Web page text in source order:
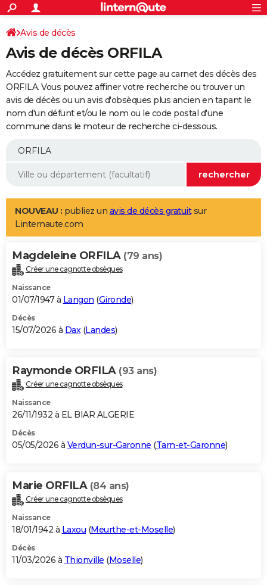
ACTUALITÉS
Politique
Société
Faits Divers
Education
Monde
Villes
+
SPORT
Coupe du monde 2026
Football
Tennis
Cyclisme
Rugby
Forum
Programme TV
TNT
Streaming
Cinéma
Sorties cinéma
Musique
+
FINANCE
Retraite
Epargne
Immobilier
Risques naturels par ville
Banque
Assurance
AUTO
Essais
Réserver un essai
Citadines
Berlines
SUV
Forum auto
+
Mobiles
Meilleur smartphone
Internet
Ordinateurs
Jeux vidéo
Guide high-tech
Aménagement intérieur
LIFESTYLE
Art de vivre
Bien-être
Loisirs
Mode
Modes de vie
Alimentation
Guide de la santé
Maladies
Médicaments
Sommeil
VOYAGE
Destinations
City break
Voyage nature
Voyage de noces
Forum
Climat
+PHOTO
GUIDES D'ACHAT
BONS PLANS
Carte de Noël
Carte Bonne année
Carte Saint-Valentin
Carte Pâques
Carte d'anniversaire
DICTIONNAIRE
Dictionnaire
Biographies
Citations
Expressions
Proverbes
PROGRAMME TV
S'inscrire
Se connecter
Lycées
Collèges
Primaires
Universités
Entreprises
Service militaire
Avis de recherche
AVIS DE DÉCÈS
Bricolage
Lifestyle
Culture
Sport
Auto
Television
Voyage
Cinema
Avis de décès
Avis de décès ORFILA
Accédez gratuitement sur cette page au carnet des décès des
ORFILA. Vous pouvez affiner votre recherche ou trouver un
avis de décès ou un avis d'obsèques plus ancien en tapant le
nom d'un défunt et/ou le nom ou le code postal d'une
commune dans le moteur de recherche ci-dessous.
NOUVEAU : publiez un avis de décès gratuitsur
Linternaute.com
Magdeleine ORFILA (79 ans)
Créer une cagnotte obsèques
Naissance
01/07/1947 à Langon (Gironde)
Décès
15/07/2026 à Dax(Landes)
Raymonde ORFILA (93 ans)
Créer une cagnotte obsèques
Naissance
26/11/1932 à EL BIAR ALGERIE
Décès
05/05/2026 à Verdun-sur-Garonne (Tarn-et-Garonne)
Marie ORFILA (84 ans)
Créer une cagnotte obsèques
Naissance
18/01/1942 à Laxou (Meurthe-et-Moselle)
Décès
11/03/2026 à Thionville (Moselle)